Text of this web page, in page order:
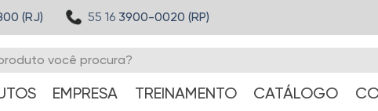
(RJ) 55 16 3900-0020 (RP)
EMPRESA TREINAMENTO CATÁLOGO